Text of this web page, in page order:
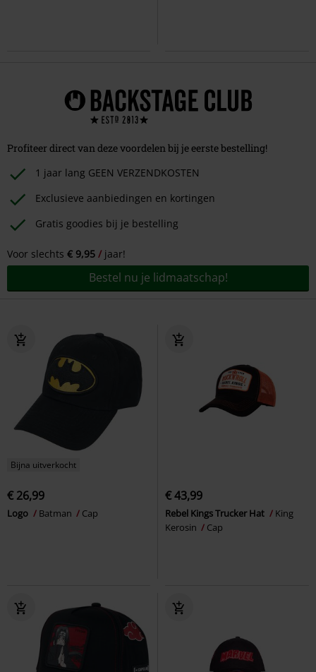
Profiteer direct van deze voordelen bij je eerste bestelling!
1 jaar lang GEEN VERZENDKOSTEN
Exclusieve aanbiedingen en kortingen
Gratis goodies bij je bestelling
Voor slechts € 9,95 jaar!
Bestel nu je lidmaatschap!
Bijna uitverkocht
€ 26,99
Logo Batman Cap
€ 43,99
Rebel Kings Trucker Hat
King
Kerosin
Cap